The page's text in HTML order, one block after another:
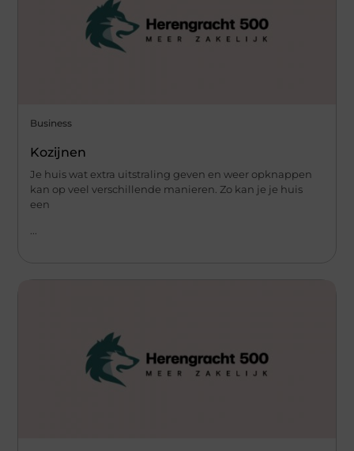
Business
Kozijnen
Je huis wat extra uitstraling geven en weer opknappen
kan op veel verschillende manieren. Zo kan je je huis
een
...